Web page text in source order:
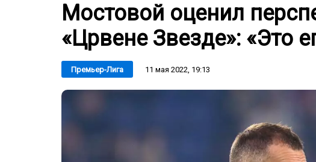
Мостовой оценил
«Црвене Звезде»: «Это
Премьер-Лига 11 мая 2022, 19:13